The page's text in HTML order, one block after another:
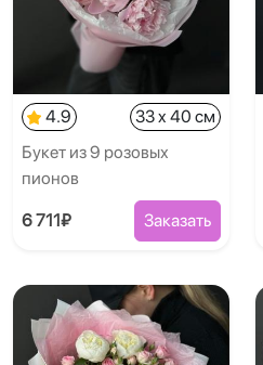
4.9
33 x 40 см
Букет из 9 розовых
пионов
6 711₽ Заказать